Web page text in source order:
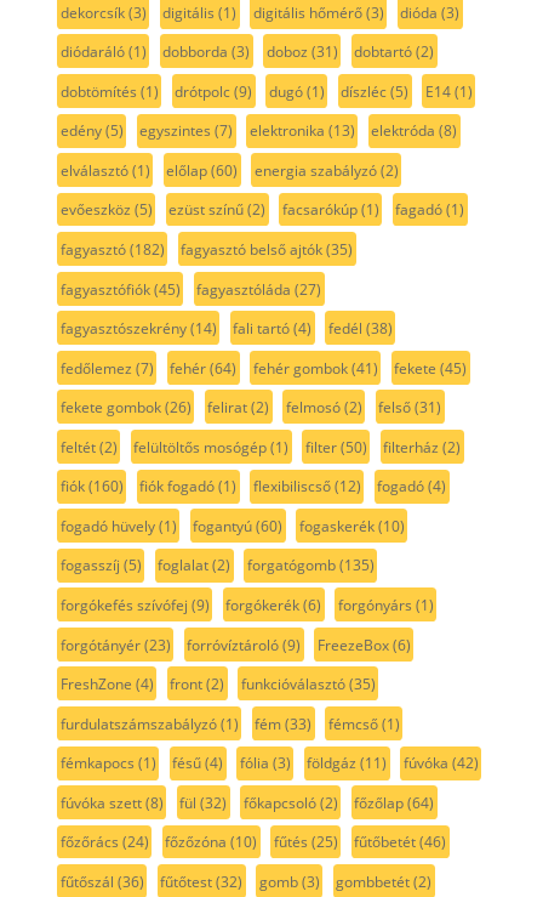
dekorcsík(3) digitális (1) digitális hőmérő(3) dióda (3)
diódaráló(1) dobborda (3) doboz (31) dobtartó(2)
dobtömítés (1) drótpolc (9) dugó(1) díszléc (5) E14(1)
edény(5) egyszintes (7) elektronika (13) elektróda (8)
elválasztó(1) előlap(60) energia szabályzó(2)
evőeszköz (5) ezüst színű(2) facsarókúp(1) fagadó(1)
fagyasztó(182) fagyasztó belső ajtók(35)
fagyasztófiók(45) fagyasztóláda (27)
fagyasztószekrény(14) fali tartó(4) fedél (38)
fedőlemez (7) fehér(64) fehér gombok(41) fekete (45)
fekete gombok(26) felirat(2) felmosó(2) felső(31)
feltét(2) felültöltős mosógép(1) filter(50) filterház (2)
fiók(160) fiók fogadó(1) flexibiliscső(12) fogadó(4)
fogadó hüvely(1) fogantyú(60) fogaskerék(10)
fogasszíj (5) foglalat(2) forgatógomb(135)
forgókefés szívófej (9) forgókerék(6) forgónyárs (1)
forgótányér(23) forróvíztároló(9) FreezeBox(6)
FreshZone (4) front(2) funkcióválasztó(35)
furdulatszámszabályzó(1) fém(33) fémcső(1)
fémkapocs (1) fésű(4) fólia (3) földgáz (11) fúvóka (42)
fúvóka szett(8) fül (32) főkapcsoló(2) főzőlap(64)
főzőrács (24) főzőzóna (10) fűtés (25) fűtőbetét(46)
fűtőszál (36) fűtőtest(32) gomb(3) gombbetét(2)